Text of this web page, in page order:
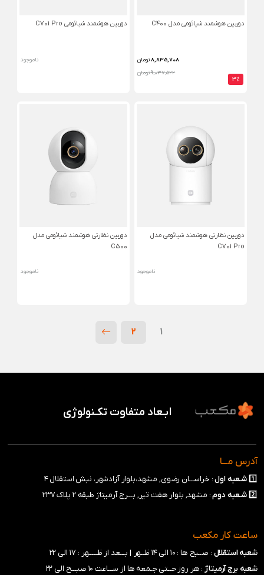
دوربین هوشمند شیائومی مدل C400
8,835,708تومان
9,037,522 تومان
3%
دوربین هوشمند شیائومی C701 Pro
ناموجود
دوربین نظارتی هوشمند شیائومی مدل
C701 Pro
ناموجود
دوربین نظارتی هوشمند شیائومی مدل
C500
ناموجود
1
2
ابـعاد متفاوت تکـنولوژی
آدرس مـــا
1️⃣ شـعبه اول: خراســـان رضوی, مشهد،بلوار آزادشهر، نبش استقلال ۴
2️⃣ شـعبه دوم: مشهد, بلوار هفت تیر, بـــرج آرمیتاژ طبقه ۲ پلاک ۲۳۷
ساعت کار مکعب
شعبه استقلال : صــبح ها : ۱۰ الی ۱۴ ظــهر |
بـــعد از ظـــــهر : ۱۷ الی ۲۲
شعبه برج آرمیتاژ : هر روز حــتی جـمعه ها از ســـاعت ۱۰ صبـــح الی ۲۲